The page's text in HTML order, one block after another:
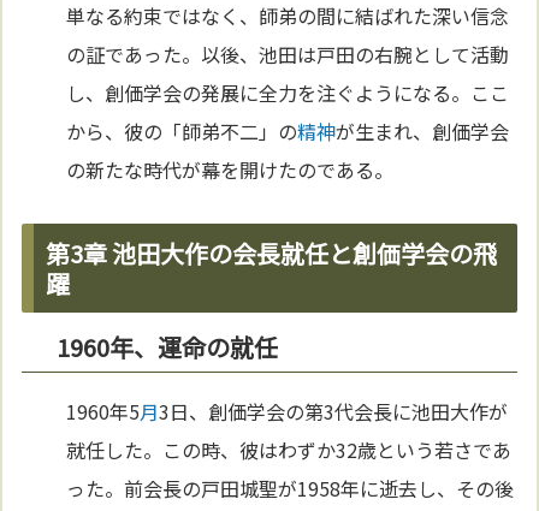
単なる約束ではなく、師弟の間に結ばれた深い信念
の証であった。以後、池田は戸田の右腕として活動
し、創価学会の発展に全力を注ぐようになる。ここ
から、彼の「師弟不二」の精神が生まれ、創価学会
の新たな時代が幕を開けたのである。
第3章 池田大作の会長就任と創価学会の飛
躍
1960年、運命の就任
1960年5月3日、創価学会の第3代会長に池田大作が
就任した。この時、彼はわずか32歳という若さであ
った。前会長の戸田城聖が1958年に逝去し、その後